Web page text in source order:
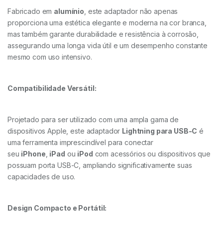
Fabricado em alumínio , este adaptador não apenas
proporciona uma estética elegante e moderna na cor branca,
mas também garante durabilidade e resistência à corrosão,
assegurando uma longa vida útil e um desempenho constante
mesmo com uso intensivo.
Compatibilidade Versátil:
Projetado para ser utilizado com uma ampla gama de
dispositivos Apple, este adaptador Lightning para USB-C é
uma ferramenta imprescindível para conectar
seu iPhone iPad ou iPod com acessórios ou dispositivos que
possuam porta USB-C, ampliando significativamente suas
capacidades de uso.
Design Compacto e Portátil: